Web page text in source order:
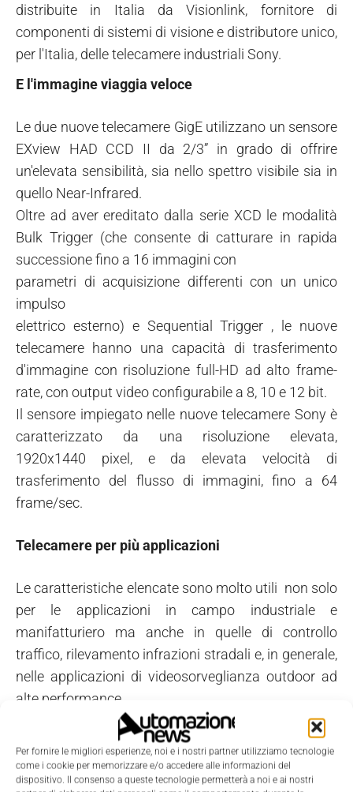
Per fornire le migliori esperienze, noi e i nostri partner utilizziamo tecnologie
come i cookie per memorizzare e/o accedere alle informazioni del
dispositivo. Il consenso a queste tecnologie permetterà a noi e ai nostri
distribuite in Italia da Visionlink, fornitore di
componenti di sistemi di visione e distributore unico,
per l'Italia, delle telecamere industriali Sony.
E l'immagine viaggia veloce
Le due nuove telecamere GigE utilizzano un sensore
EXview HAD CCD II da 2/3” in grado di offrire
un'elevata sensibilità, sia nello spettro visibile sia in
quello Near-Infrared.
Oltre ad aver ereditato dalla serie XCD le modalità
Bulk Trigger (che consente di catturare in rapida
successione fino a 16 immagini con
parametri di acquisizione differenti con un unico
impulso
elettrico esterno) e Sequential Trigger , le nuove
telecamere hanno una capacità di trasferimento
d'immagine con risoluzione full-HD ad alto frame-
rate, con output video configurabile a 8, 10 e 12 bit.
Il sensore impiegato nelle nuove telecamere Sony è
caratterizzato da una risoluzione elevata,
1920x1440 pixel, e da elevata velocità di
trasferimento del flusso di immagini, fino a 64
frame/sec.
Telecamere per più applicazioni
Le caratteristiche elencate sono molto utili non solo
per le applicazioni in campo industriale e
manifatturiero ma anche in quelle di controllo
traffico, rilevamento infrazioni stradali e, in generale,
nelle applicazioni di videosorveglianza outdoor ad
alte performance.
La gamma dinamica ottenibile da questo tipo di
telecamera la rende anche adatta per l'impiego nei
settori scientifico, medicale, aerospaziale. La
massima temperatura di esercizio, 50°C, ne rende